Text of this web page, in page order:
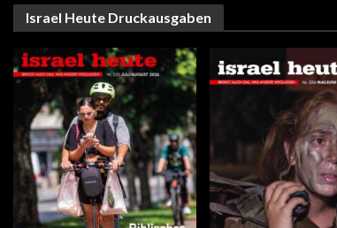
Israel Heute Druckausgaben